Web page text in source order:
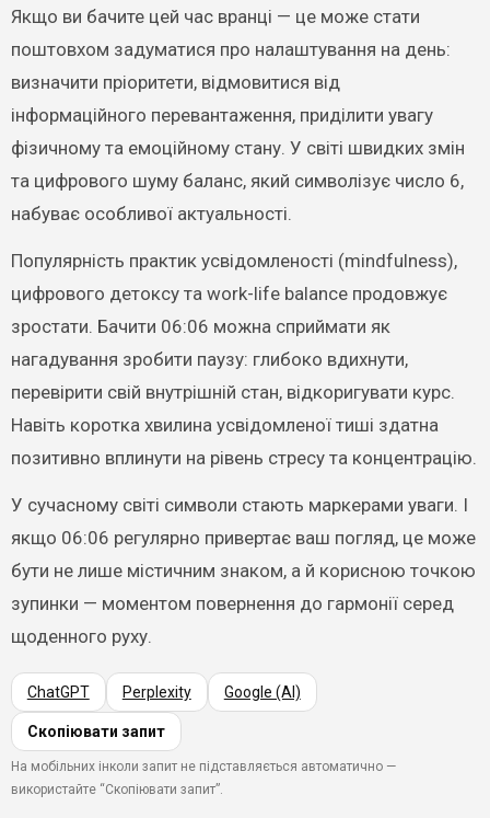
Якщо ви бачите цей час вранці — це може стати
поштовхом задуматися про налаштування на день:
визначити пріоритети, відмовитися від
інформаційного перевантаження, приділити увагу
фізичному та емоційному стану. У світі швидких змін
та цифрового шуму баланс, який символізує число 6,
набуває особливої актуальності.
Популярність практик усвідомленості (mindfulness),
цифрового детоксу та work-life balance продовжує
зростати. Бачити 06:06 можна сприймати як
нагадування зробити паузу: глибоко вдихнути,
перевірити свій внутрішній стан, відкоригувати курс.
Навіть коротка хвилина усвідомленої тиші здатна
позитивно вплинути на рівень стресу та концентрацію.
У сучасному світі символи стають маркерами уваги. І
якщо 06:06 регулярно привертає ваш погляд, це може
бути не лише містичним знаком, а й корисною точкою
зупинки — моментом повернення до гармонії серед
щоденного руху.
ChatGPT Perplexity Google (AI)
Скопіювати запит
На мобільних інколи запит не підставляється автоматично —
використайте “Скопіювати запит”.